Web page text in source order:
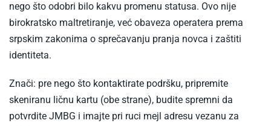
nego što odobri bilo kakvu promenu statusa. Ovo nije
birokratsko maltretiranje, već obaveza operatera prema
srpskim zakonima o sprečavanju pranja novca i zaštiti
identiteta.
Znači: pre nego što kontaktirate podršku, pripremite
skeniranu ličnu kartu (obe strane), budite spremni da
potvrdite JMBG i imajte pri ruci mejl adresu vezanu za